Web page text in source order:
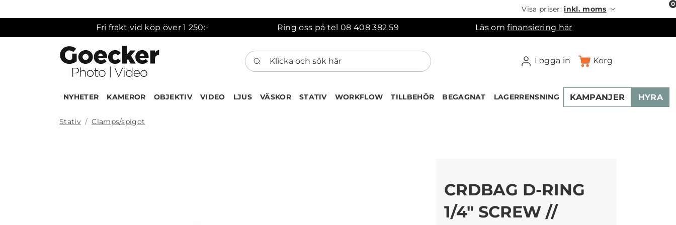
Visa priser:inkl. moms
Fri frakt vid köp över 1 250:- Ring oss på tel 08 408 382 59 Läs omfinansiering här
Klicka och sök här
Logga in Korg
0
NYHETER KAMEROR OBJEKTIV VIDEO LJUS VÄSKOR STATIV WORKFLOW TILLBEHÖR BEGAGNAT LAGERRENSNING KAMPANJER HYRA
Stativ Clamps/spigot
CRDBAG D-RING
1/4" SCREW //